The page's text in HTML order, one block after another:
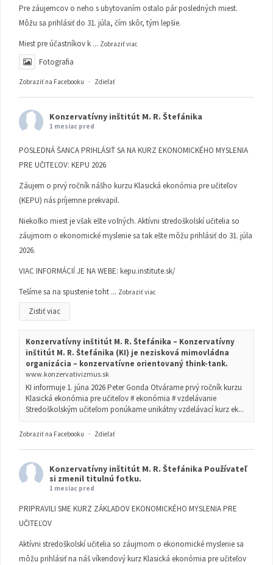
Pre záujemcov o neho s ubytovaním ostalo pár posledných miest.
Môžu sa prihlásiť do 31. júla, čím skôr, tým lepšie.
Miest pre účastníkov k ... Zobraziť viac
Fotografia
Zobraziť na Facebooku · Zdieľať
Konzervatívny inštitút M. R. Štefánika
1 mesiac pred
POSLEDNÁ ŠANCA PRIHLÁSIŤ SA NA KURZ EKONOMICKÉHO MYSLENIA
PRE UČITEĽOV: KEPU 2026
Záujem o prvý ročník nášho kurzu Klasická ekonómia pre učiteľov
(KEPU) nás príjemne prekvapil.
Niekoľko miest je však ešte voľných. Aktívni stredoškolskí učitelia so
záujmom o ekonomické myslenie sa tak ešte môžu prihlásiť do 31. júla
2026.
VIAC INFORMÁCIÍ JE NA WEBE: kepu.institute.sk/
Tešíme sa na spustenie toht ... Zobraziť viac
Zistiť viac
Konzervatívny inštitút M. R. Štefánika – Konzervatívny
inštitút M. R. Štefánika (KI) je nezisková mimovládna
organizácia – konzervatívne orientovaný think-tank.
www.konzervativizmus.sk
KI informuje 1. júna 2026 Peter Gonda Otvárame prvý ročník kurzu
Klasická ekonómia pre učiteľov # ekonómia # vzdelávanie
Stredoškolským učiteľom ponúkame unikátny vzdelávací kurz ek...
Zobraziť na Facebooku · Zdieľať
Konzervatívny inštitút M. R. Štefánika Používateľ
si zmenil titulnú fotku.
1 mesiac pred
PRIPRAVILI SME KURZ ZÁKLADOV EKONOMICKÉHO MYSLENIA PRE
UČITEĽOV
Aktívni stredoškolskí učitelia so záujmom o ekonomické myslenie sa
môžu prihlásiť na náš víkendový kurz Klasická ekonómia pre učiteľov